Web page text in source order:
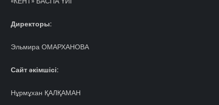
Директоры:
Эльмира ОМАРХАНОВА
Сайт әкімшісі:
Нұрмұхан ҚАЛҚАМАН